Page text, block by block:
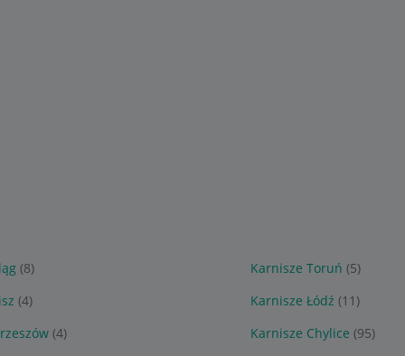
(8) Karnisze Toruń (5)
(4) Karnisze Łódź (11)
(4) Karnisze Chylice (95)